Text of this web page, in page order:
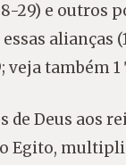
29) e
alianças
veja também
de Deus aos
Egito,